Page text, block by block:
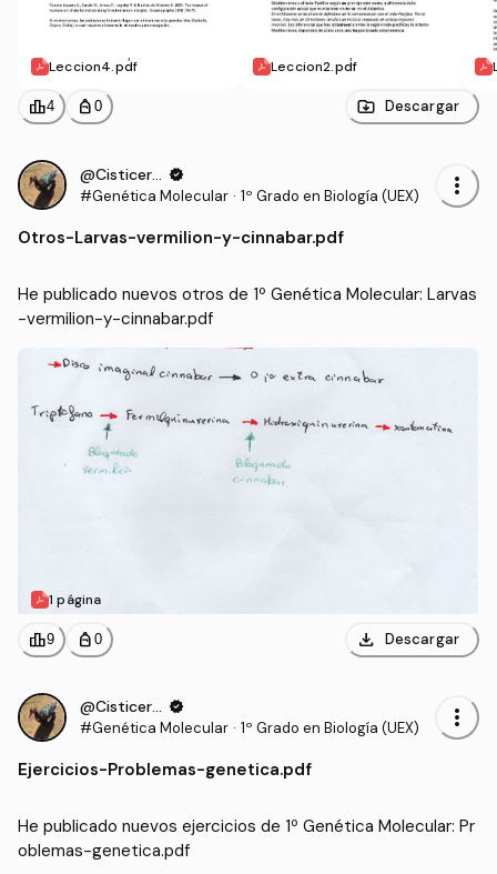
Leccion4.pdf Leccion2.pdf
leaderboard4 personal_bag 0 Descargar
@Cisticercoverified
#Genética Molecular · 1º Grado en Biología (UEX) more_vert
Otros-Larvas-vermilion-y-cinnabar.pdf
He publicado nuevos otros de 1º Genética Molecular: Larvas
-vermilion-y-cinnabar.pdf
1 página
leaderboard9 personal_bag 0 download Descargar
@Cisticercoverified
#Genética Molecular · 1º Grado en Biología (UEX) more_vert
Ejercicios-Problemas-genetica.pdf
He publicado nuevos ejercicios de 1º Genética Molecular: Pr
oblemas-genetica.pdf